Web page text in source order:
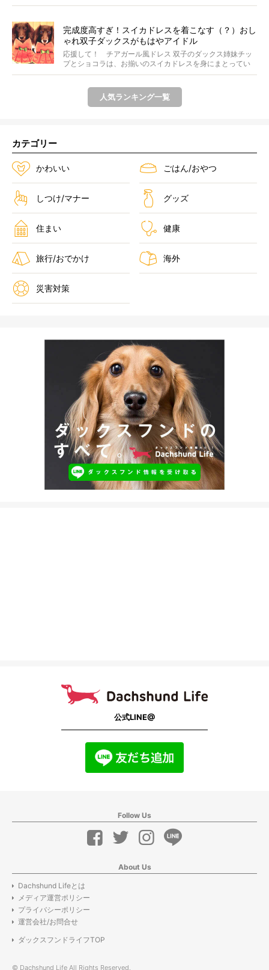
完成度高すぎ！スイカドレスを着こなす（？）おし
ゃれ双子ダックスがもはやアイドル
応援して！ チアガール風ドレス 双子のダックス姉妹チッ
プとショコラは、お揃いのスイカドレスを身にまとってい
ます...
人気ランキング一覧
カテゴリー
かわいい ごはん/おやつ
しつけ/マナー グッズ
住まい 健康
旅行/おでかけ 海外
災害対策
公式LINE@
Follow Us
About Us
Dachshund Lifeとは
メディア運営ポリシー
プライバシーポリシー
運営会社/お問合せ
ダックスフンドライフTOP
© Dachshund Life All Rights Reserved.